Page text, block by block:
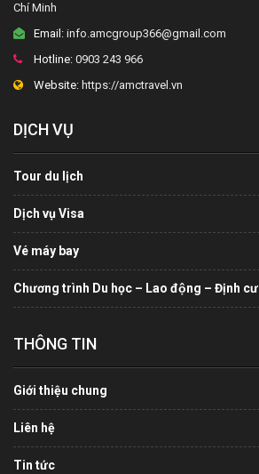
Chí Minh
Email: info.amcgroup366@gmail.com
Hotline: 0903 243 966
Website: https://amctravel.vn
DỊCH VỤ
Tour du lịch
Dịch vụ Visa
Vé máy bay
Chương trình Du học – Lao động – Định cư
THÔNG TIN
Giới thiệu chung
Liên hệ
Tin tức